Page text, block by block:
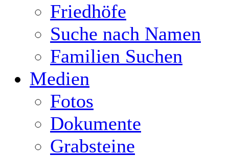
Friedhöfe
Suche nach Namen
Familien Suchen
Medien
Fotos
Dokumente
Grabsteine